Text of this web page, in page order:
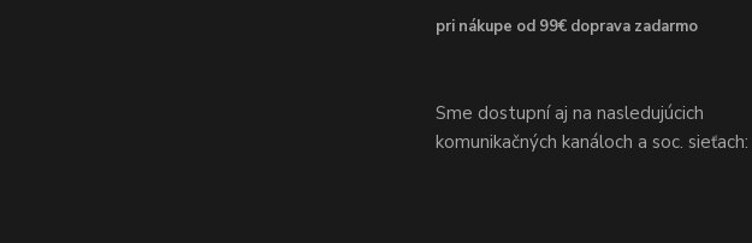
pri nákupe od 99€ doprava zadarmo
Sme dostupní aj na nasledujúcich
komunikačných kanáloch a soc. sieťach: